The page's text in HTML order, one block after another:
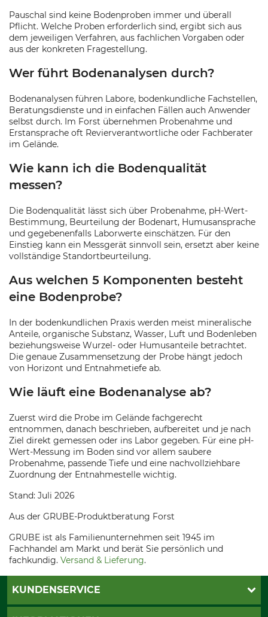
Pauschal sind keine Bodenproben immer und überall
Pflicht. Welche Proben erforderlich sind, ergibt sich aus
dem jeweiligen Verfahren, aus fachlichen Vorgaben oder
aus der konkreten Fragestellung.
Wer führt Bodenanalysen durch?
Bodenanalysen führen Labore, bodenkundliche Fachstellen,
Beratungsdienste und in einfachen Fällen auch Anwender
selbst durch. Im Forst übernehmen Probenahme und
Erstansprache oft Revierverantwortliche oder Fachberater
im Gelände.
Wie kann ich die Bodenqualität
messen?
Die Bodenqualität lässt sich über Probenahme, pH-Wert-
Bestimmung, Beurteilung der Bodenart, Humusansprache
und gegebenenfalls Laborwerte einschätzen. Für den
Einstieg kann ein Messgerät sinnvoll sein, ersetzt aber keine
vollständige Standortbeurteilung.
Aus welchen 5 Komponenten besteht
eine Bodenprobe?
In der bodenkundlichen Praxis werden meist mineralische
Anteile, organische Substanz, Wasser, Luft und Bodenleben
beziehungsweise Wurzel- oder Humusanteile betrachtet.
Die genaue Zusammensetzung der Probe hängt jedoch
von Horizont und Entnahmetiefe ab.
Wie läuft eine Bodenanalyse ab?
Zuerst wird die Probe im Gelände fachgerecht
entnommen, danach beschrieben, aufbereitet und je nach
Ziel direkt gemessen oder ins Labor gegeben. Für eine pH-
Wert-Messung im Boden sind vor allem saubere
Probenahme, passende Tiefe und eine nachvollziehbare
Zuordnung der Entnahmestelle wichtig.
Stand: Juli 2026
Aus der GRUBE-Produktberatung Forst
GRUBE ist als Familienunternehmen seit 1945 im
Fachhandel am Markt und berät Sie persönlich und
fachkundig. Versand & Lieferung.
KUNDENSERVICE